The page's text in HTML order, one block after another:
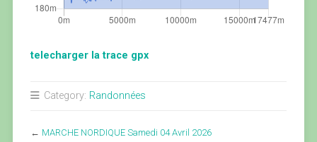
telecharger la trace gpx
Category: Randonnées
← MARCHE NORDIQUE Samedi 04 Avril 2026